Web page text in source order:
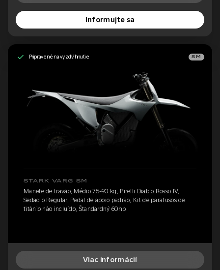
Informujte sa
Pripravené na vyzdvihnutie SM
STARK VARG SM
Manete de travão, Médio 75-90 kg, Pirelli Diablo Rosso IV,
Sedadlo Regular, Pedal de apoio padrão, Kit de parafusos de
titânio não incluído, Štandardný 60hp
Viac informácií